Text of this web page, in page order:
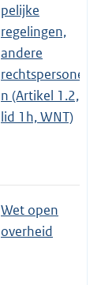
pelijke
regelingen,
andere
rechtspersone
n (Artikel 1.2,
lid 1h, WNT)
Wet open
overheid